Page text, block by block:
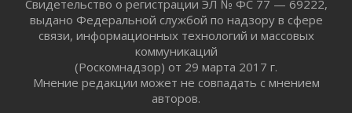
отправили на реставрацию
02 августа 2026
Ленобласть внедрила передовую подготовку
операторов БПЛА
02 августа 2026
В Ивангороде появилась «Избушка-
Свидетельство о регистрации ЭЛ № ФС 77 — 69222,
выдано Федеральной службой по надзору в сфере
связи, информационных технологий и массовых
коммуникаций
(Роскомнадзор) от 29 марта 2017 г.
Мнение редакции может не совпадать с мнением
авторов.